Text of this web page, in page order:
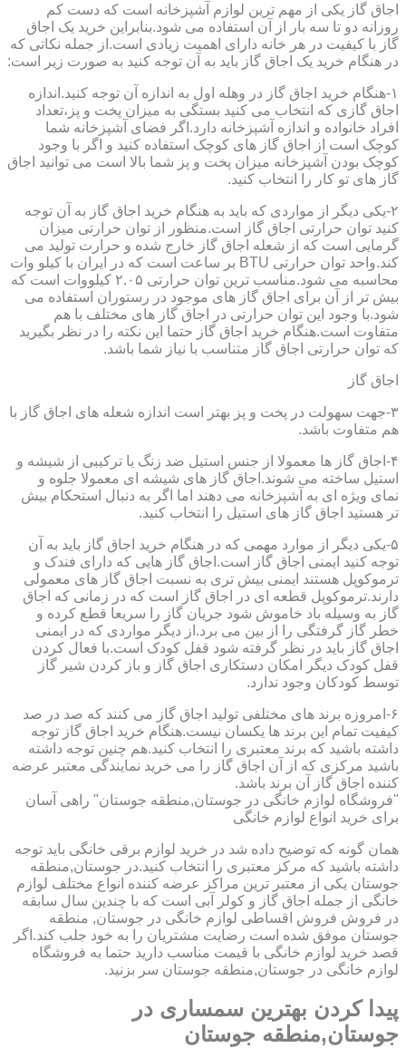
اجاق گاز یکی از مهم ترین لوازم آشپزخانه است که دست کم
روزانه دو تا سه بار از آن استفاده می شود.بنابراین خرید یک اجاق
گاز با کیفیت در هر خانه دارای اهمیت زیادی است.از جمله نکاتی که
در هنگام خرید یک اجاق گاز باید به آن توجه کنید به صورت زیر است:
۱-هنگام خرید اجاق گاز در وهله اول به اندازه آن توجه کنید.اندازه
اجاق گازی که انتخاب می کنید بستگی به میزان پخت و پز،تعداد
افراد خانواده و اندازه آشپزخانه دارد.اگر فضای آشپزخانه شما
کوچک است از اجاق گاز های کوچک استفاده کنید و اگر با وجود
کوچک بودن آشپزخانه میزان پخت و پز شما بالا است می توانید اجاق
گاز های تو کار را انتخاب کنید.
۲-یکی دیگر از مواردی که باید به هنگام خرید اجاق گاز به آن توجه
کنید توان حرارتی اجاق گاز است.منظور از توان حرارتی میزان
گرمایی است که از شعله اجاق گاز خارج شده و حرارت تولید می
کند.واحد توان حرارتی BTU بر ساعت است که در ایران با کیلو وات
محاسبه می شود.مناسب ترین توان حرارتی ۲.۰۵ کیلووات است که
بیش تر از آن برای اجاق گاز های موجود در رستوران استفاده می
شود.با وجود این توان حرارتی در اجاق گاز های مختلف با هم
متفاوت است.هنگام خرید اجاق گاز حتما این نکته را در نظر بگیرید
که توان حرارتی اجاق گاز متناسب با نیاز شما باشد.
اجاق گاز
۳-جهت سهولت در پخت و پز بهتر است اندازه شعله های اجاق گاز با
هم متفاوت باشد.
۴-اجاق گاز ها معمولا از جنس استیل ضد زنگ یا ترکیبی از شیشه و
استیل ساخته می شوند.اجاق گاز های شیشه ای معمولا جلوه و
نمای ویژه ای به آشپزخانه می دهند اما اگر به دنبال استحکام بیش
تر هستید اجاق گاز های استیل را انتخاب کنید.
۵-یکی دیگر از موارد مهمی که در هنگام خرید اجاق گاز باید به آن
توجه کنید ایمنی اجاق گاز است.اجاق گاز هایی که دارای فندک و
ترموکوپل هستند ایمنی بیش تری به نسبت اجاق گاز های معمولی
دارند.ترموکوپل قطعه ای در اجاق گاز است که در زمانی که اجاق
گاز به وسیله باد خاموش شود جریان گاز را سریعا قطع کرده و
خطر گاز گرفتگی را از بین می برد.از دیگر مواردی که در ایمنی
اجاق گاز باید در نظر گرفته شود قفل کودک است.با فعال کردن
قفل کودک دیگر امکان دستکاری اجاق گاز و باز کردن شیر گاز
توسط کودکان وجود ندارد.
۶-امروزه برند های مختلفی تولید اجاق گاز می کنند که صد در صد
کیفیت تمام این برند ها یکسان نیست.هنگام خرید اجاق گاز توجه
داشته باشید که برند معتبری را انتخاب کنید.هم چنین توجه داشته
باشید مرکزی که از آن اجاق گاز را می خرید نمایندگی معتبر عرضه
کننده اجاق گاز آن برند باشد.
"فروشگاه لوازم خانگی در جوستان,منطقه جوستان" راهی آسان
برای خرید انواع لوازم خانگی
همان گونه که توضیح داده شد در خرید لوازم برقی خانگی باید توجه
داشته باشید که مرکز معتبری را انتخاب کنید.در جوستان,منطقه
جوستان یکی از معتبر ترین مراکز عرضه کننده انواع مختلف لوازم
خانگی از جمله اجاق گاز و کولر آبی است که با چندین سال سابقه
در فروش فروش اقساطی لوازم خانگی در جوستان, منطقه
جوستان موفق شده است رضایت مشتریان را به خود جلب کند.اگر
قصد خرید لوازم خانگی با قیمت مناسب دارید حتما به فروشگاه
لوازم خانگی در جوستان,منطقه جوستان سر بزنید.
پیدا کردن بهترین سمساری در
جوستان,منطقه جوستان